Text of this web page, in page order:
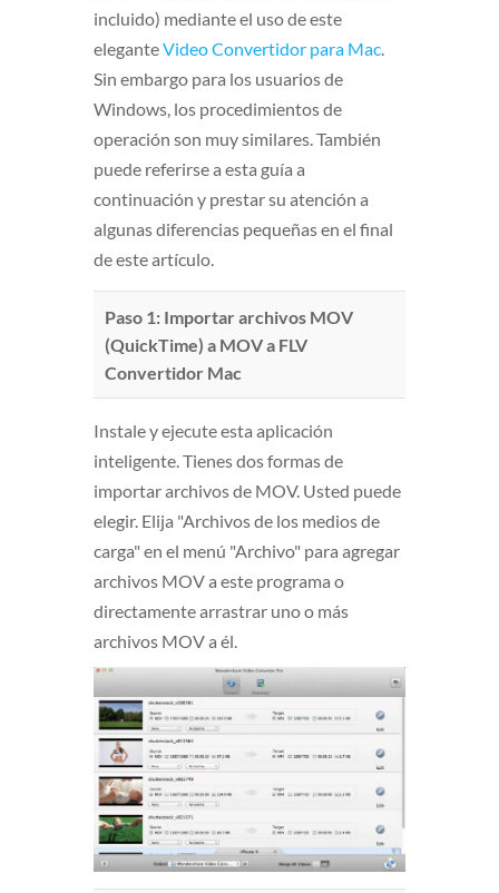
incluido) mediante el uso de este
eleganteVideo Convertidor para Mac.
Sin embargo para los usuarios de
Windows, los procedimientos de
operación son muy similares. También
puede referirse a esta guía a
continuación y prestar su atención a
algunas diferencias pequeñas en el final
de este artículo.
Paso 1: Importar archivos MOV
(QuickTime) a MOV a FLV
Convertidor Mac
Instale y ejecute esta aplicación
inteligente. Tienes dos formas de
importar archivos de MOV. Usted puede
elegir. Elija "Archivos de los medios de
carga" en el menú "Archivo" para agregar
archivos MOV a este programa o
directamente arrastrar uno o más
archivos MOV a él.